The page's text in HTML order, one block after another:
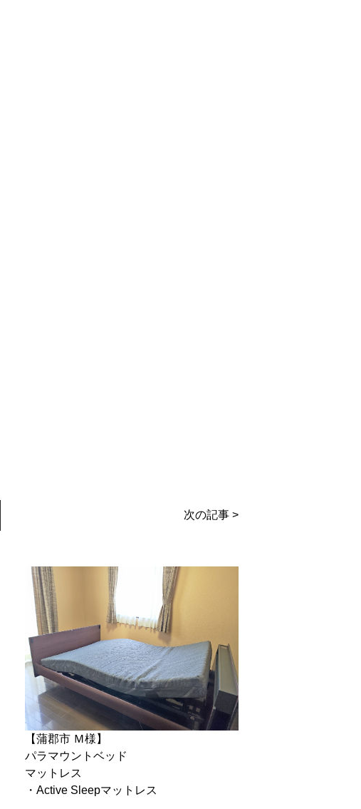
次の記事 >
【蒲郡市 Ｍ様】
パラマウントベッド
マットレス
・Active Sleepマットレス